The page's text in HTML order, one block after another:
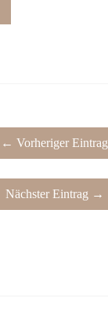
← Vorheriger Eintrag
Nächster Eintrag →